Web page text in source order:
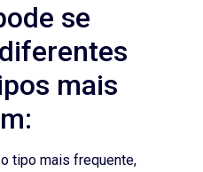
se
mais
o tipo mais frequente,